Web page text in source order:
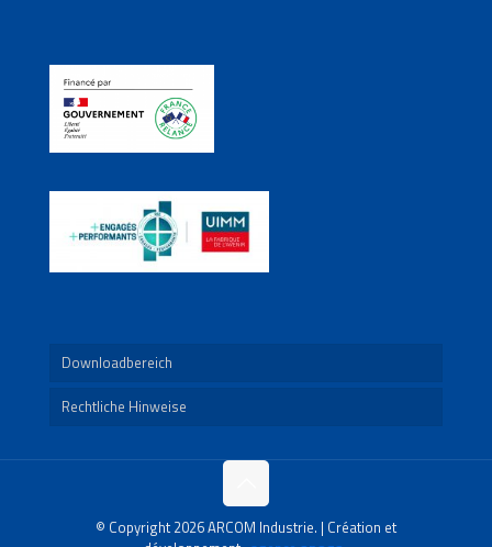
Downloadbereich
Rechtliche Hinweise
© Copyright 2026 ARCOM Industrie. | Création et